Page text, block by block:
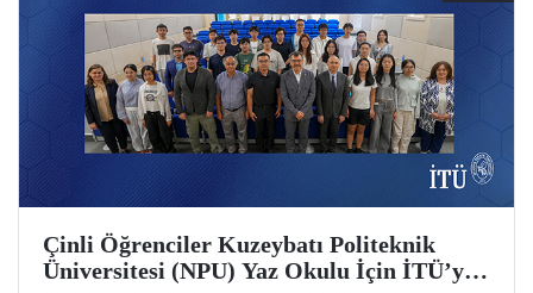
Çinli Öğrenciler Kuzeybatı Politeknik
Üniversitesi (NPU) Yaz Okulu İçin İTÜ’ye